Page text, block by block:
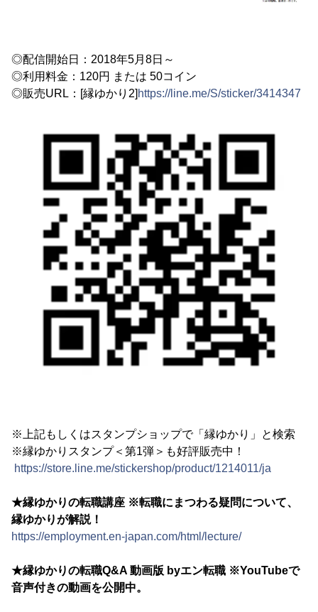
◎配信開始日：2018年5月8日～
◎利用料金：120円 または 50コイン
◎販売URL：[縁ゆかり2] https://line.me/S/sticker/3414347
※上記もしくはスタンプショップで「縁ゆかり」と検索
※縁ゆかりスタンプ＜第1弾＞も好評販売中！
https://store.line.me/stickershop/product/1214011/ja
★縁ゆかりの転職講座 ※転職にまつわる疑問について、
縁ゆかりが解説！
https://employment.en-japan.com/html/lecture/
★縁ゆかりの転職Q&A 動画版 byエン転職 ※YouTubeで
音声付きの動画を公開中。